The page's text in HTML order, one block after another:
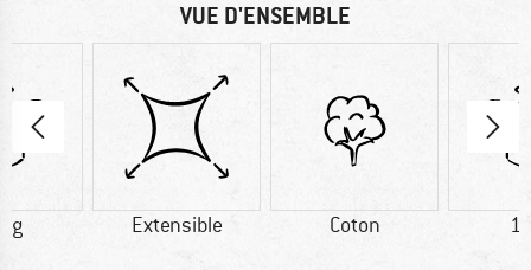
VUE D'ENSEMBLE
g Extensible Coton